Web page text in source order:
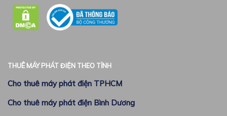
THUÊ MÁY PHÁT ĐIỆN THEO TỈNH
Cho thuê máy phát điện TPHCM
Cho thuê máy phát điện Bình Dương